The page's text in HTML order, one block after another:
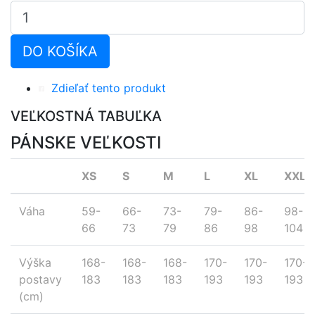
DO KOŠÍKA
Zdieľať tento produkt
VEĽKOSTNÁ TABUĽKA
PÁNSKE VEĽKOSTI
XS S M L XL XXL
Váha
59-
66
66-
73
73-
79
79-
86
86-
98
98-
104
Výška
postavy
(cm)
168-
183
168-
183
168-
183
170-
193
170-
193
170-
193